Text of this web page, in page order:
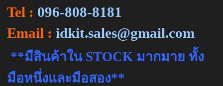
Tel : 096-808-8181
Email : idkit.sales@gmail.com
**มีสินค้าในSTOCK มากมาย ทั้ง
มือหนึ่งและมือสอง**